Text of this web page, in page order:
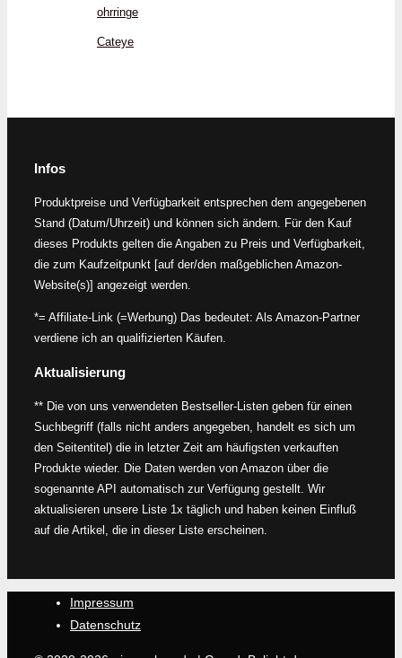
ohrringe
Cateye
Infos
Produktpreise und Verfügbarkeit entsprechen dem angegebenen
Stand (Datum/Uhrzeit) und können sich ändern. Für den Kauf
dieses Produkts gelten die Angaben zu Preis und Verfügbarkeit,
die zum Kaufzeitpunkt [auf der/den maßgeblichen Amazon-
Website(s)] angezeigt werden.
*= Affiliate-Link (=Werbung) Das bedeutet: Als Amazon-Partner
verdiene ich an qualifizierten Käufen.
Aktualisierung
** Die von uns verwendeten Bestseller-Listen geben für einen
Suchbegriff (falls nicht anders angegeben, handelt es sich um
den Seitentitel) die in letzter Zeit am häufigsten verkauften
Produkte wieder. Die Daten werden von Amazon über die
sogenannte API automatisch zur Verfügung gestellt. Wir
aktualisieren unsere Liste 1x täglich und haben keinen Einfluß
auf die Artikel, die in dieser Liste erscheinen.
Impressum
Datenschutz